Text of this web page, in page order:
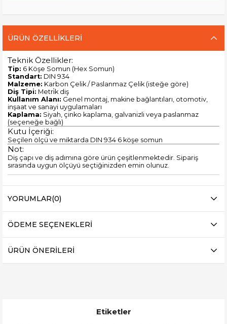
ÜRÜN ÖZELLIKLERI
Teknik Özellikler:
Tip: 6 Köşe Somun (Hex Somun)
Standart: DIN 934
Malzeme: Karbon Çelik / Paslanmaz Çelik (isteğe göre)
Diş Tipi: Metri̇k diş
Kullanım Alanı: Genel montaj, makine bağlantıları, otomotiv,
inşaat ve sanayi uygulamaları
Kaplama: Siyah, çinko kaplama, galvanizli veya paslanmaz
(seçeneğe bağlı)
Kutu İçeriği:
Seçilen ölçü ve miktarda DIN 934 6 köşe somun
Not:
Diş çapı ve diş adımına göre ürün çeşitlenmektedir. Sipariş
sırasında uygun ölçüyü seçtiğinizden emin olunuz.
YORUMLAR(0)
ÖDEME SEÇENEKLERI
ÜRÜN ÖNERILERI
Etiketler